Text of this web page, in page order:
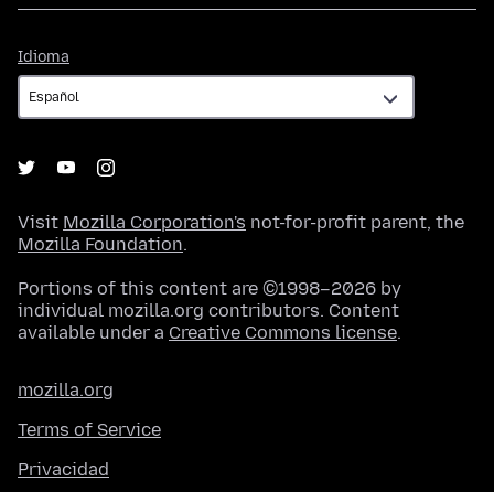
Idioma
Visit Mozilla Corporation's not-for-profit parent, the
Mozilla Foundation.
Portions of this content are ©1998–2026 by
individual mozilla.org contributors. Content
available under a Creative Commons license.
mozilla.org
Terms of Service
Privacidad